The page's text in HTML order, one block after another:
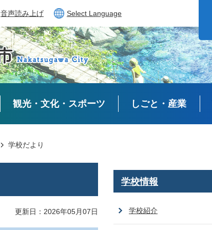
音声読み上げ Select Language
観光・文化・スポーツ しごと・産業
学校だより
更新日：2026年05月07日
学校情報
学校紹介